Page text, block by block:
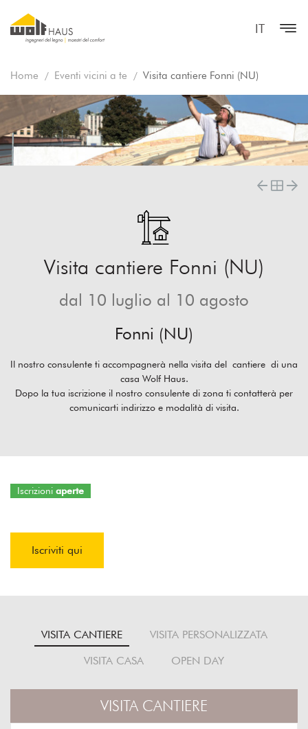
IT
Home Eventi vicini a te Visita cantiere Fonni (NU)
Visita cantiere Fonni (NU)
dal 10 luglio al 10 agosto
Fonni (NU)
Il nostro consulente ti accompagnerà nella visita del cantiere di una
casa Wolf Haus.
Dopo la tua iscrizione il nostro consulente di zona ti contatterà per
comunicarti indirizzo e modalità di visita.
Iscrizioni aperte
Iscriviti qui
VISITA CANTIERE
VISITA PERSONALIZZATA
VISITA CASA
OPEN DAY
VISITA CANTIERE